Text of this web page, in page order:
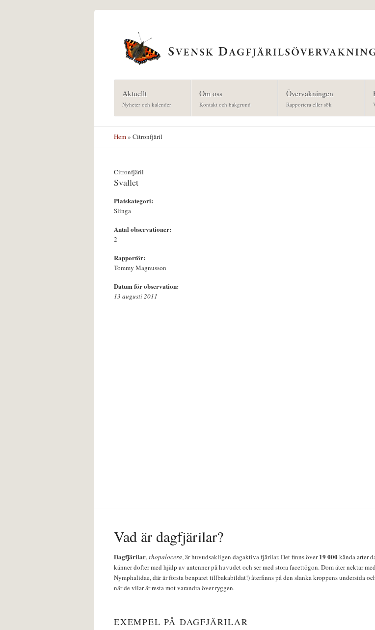
Aktuellt
Nyheter och kalender
Om oss
Kontakt och bakgrund
Övervakningen
Rapportera eller sök
Hem» Citronfjäril
Citronfjäril
Svallet
Platskategori:
Slinga
Antal observationer:
2
Rapportör:
Tommy Magnusson
Datum för observation:
13 augusti 2011
Vad är dagfjärilar?
Dagfjärilar,rhopalocera, är huvudsakligen dagaktiva fjärilar. Det finns över19 000kända arter
känner dofter med hjälp av antenner på huvudet och ser med stora facettögon. Dom äter nektar
Nymphalidae, där är första benparet tillbakabildat!) återfinns på den slanka kroppens undersida
när de vilar är resta mot varandra över ryggen.
EXEMPEL PÅ DAGFJÄRILAR